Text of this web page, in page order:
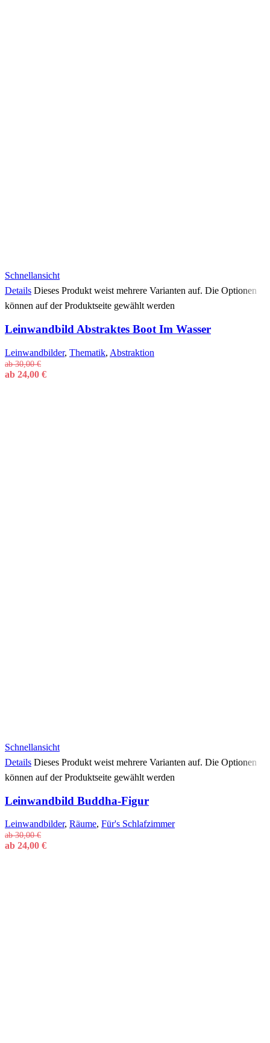
Schnellansicht
Details Dieses Produkt weist mehrere Varianten auf. Die Optionen
können auf der Produktseite gewählt werden
Leinwandbild Abstraktes Boot Im Wasser
Leinwandbilder, Thematik, Abstraktion
ab30,00€
ab 24,00 €
Schnellansicht
Details Dieses Produkt weist mehrere Varianten auf. Die Optionen
können auf der Produktseite gewählt werden
Leinwandbild Buddha-Figur
Leinwandbilder, Räume, Für's Schlafzimmer
ab30,00€
ab 24,00 €